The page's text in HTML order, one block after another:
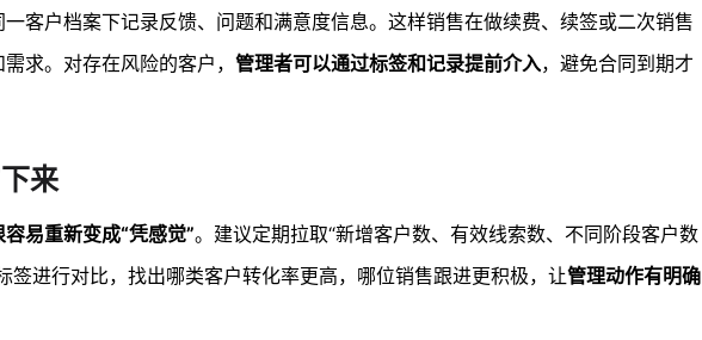
一客户档案下记录反馈、问题和满意度信息。这样销售在做续费、续签或二次销售
求。对存在风险的客户， 管理者可以通过标签和记录提前介入，避免合同到期才
来
易重新变成“凭感觉”。建议定期拉取“新增客户数、有效线索数、不同阶段客户数
签进行对比，找出哪类客户转化率更高，哪位销售跟进更积极，让管理动作有明确